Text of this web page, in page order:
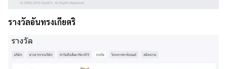
รางวัลอันทรงเกียตริ